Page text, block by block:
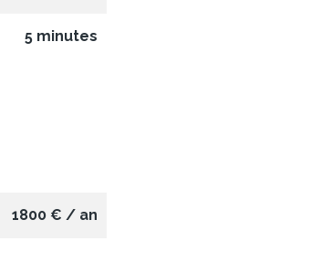
5 minutes
1800 € / an